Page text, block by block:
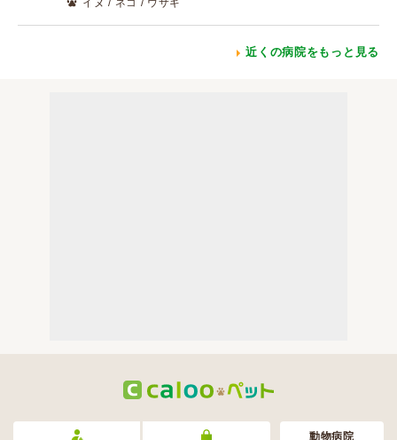
イヌ / ネコ / ウサギ
近くの病院をもっと見る
動物病院